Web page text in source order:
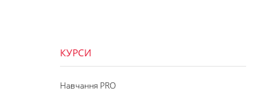
КУРСИ
Навчання PRO